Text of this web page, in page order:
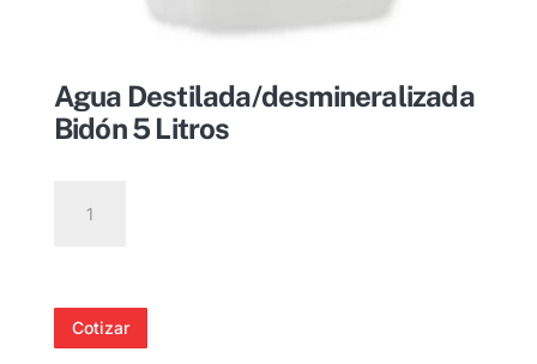
Agua Destilada/desmineralizada
Bidón 5 Litros
Destilada/desmineralizada
Litros
cantidad
Cotizar